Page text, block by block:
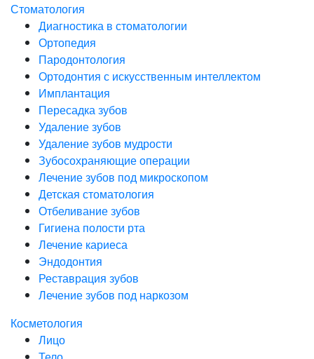
Стоматология
Диагностика в стоматологии
Ортопедия
Пародонтология
Ортодонтия с искусственным интеллектом
Имплантация
Пересадка зубов
Удаление зубов
Удаление зубов мудрости
Зубосохраняющие операции
Лечение зубов под микроскопом
Детская стоматология
Отбеливание зубов
Гигиена полости рта
Лечение кариеса
Эндодонтия
Реставрация зубов
Лечение зубов под наркозом
Косметология
Лицо